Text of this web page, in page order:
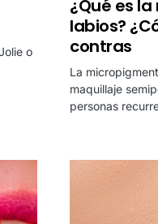
o
¿Qué es
labios?
contras
La
maquillaje
personas